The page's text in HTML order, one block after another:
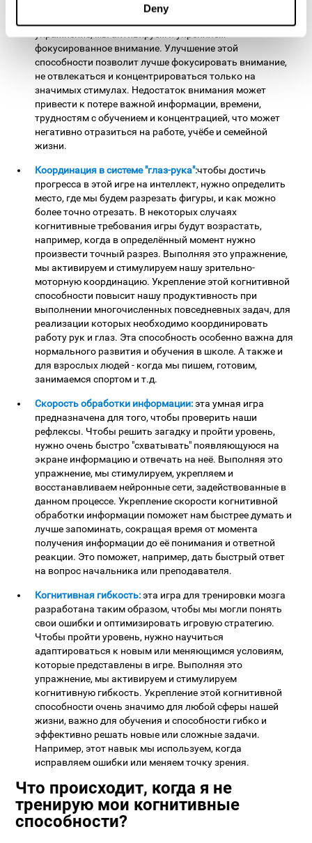
Deny
игре, необходимо заметить все важные элементы,
упражнение, мы активируем и укрепляем
фокусированное внимание. Улучшение этой
способности позволит лучше фокусировать внимание,
не отвлекаться и концентрироваться только на
значимых стимулах. Недостаток внимания может
привести к потере важной информации, времени,
трудностям с обучением и концентрацией, что может
негативно отразиться на работе, учёбе и семейной
жизни.
Координация в системе "глаз-рука":чтобы достичь
прогресса в этой игре на интеллект, нужно определить
место, где мы будем разрезать фигуры, и как можно
более точно отрезать. В некоторых случаях
когнитивные требования игры будут возрастать,
например, когда в определённый момент нужно
произвести точный разрез. Выполняя это упражнение,
мы активируем и стимулируем нашу зрительно-
моторную координацию. Укрепление этой когнитивной
способности повысит нашу продуктивность при
выполнении многочисленных повседневных задач, для
реализации которых необходимо координировать
работу рук и глаз. Эта способность особенно важна для
нормального развития и обучения в школе. А также и
для взрослых людей - когда мы пишем, готовим,
занимаемся спортом и т.д.
Скорость обработки информации:эта умная игра
предназначена для того, чтобы проверить наши
рефлексы. Чтобы решить загадку и пройти уровень,
нужно очень быстро "схватывать" появляющуюся на
экране информацию и отвечать на неё. Выполняя это
упражнение, мы стимулируем, укрепляем и
восстанавливаем нейронные сети, задействованные в
данном процессе. Укрепление скорости когнитивной
обработки информации поможет нам быстрее думать и
лучше запоминать, сокращая время от момента
получения информации до её понимания и ответной
реакции. Это поможет, например, дать быстрый ответ
на вопрос начальника или преподавателя.
Когнитивная гибкость:эта игра для тренировки мозга
разработана таким образом, чтобы мы могли понять
свои ошибки и оптимизировать игровую стратегию.
Чтобы пройти уровень, нужно научиться
адаптироваться к новым или меняющимся условиям,
которые представлены в игре. Выполняя это
упражнение, мы активируем и стимулируем
когнитивную гибкость. Укрепление этой когнитивной
способности очень значимо для любой сферы нашей
жизни, важно для обучения и способности гибко и
эффективно решать новые или сложные задачи.
Например, этот навык мы используем, когда
исправляем ошибки или меняем точку зрения.
Что происходит, когда я не
тренирую мои когнитивные
способности?